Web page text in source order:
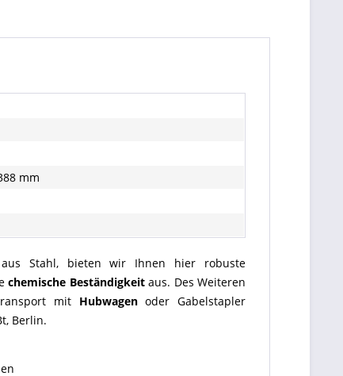
mm
Stahl, bieten wir Ihnen hier robuste
chemische Beständigkeitaus. Des Weiteren
mit Hubwagenoder Gabelstapler
Berlin.